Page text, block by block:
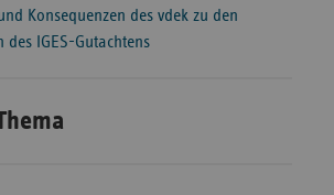
Konsequenzen des vdek zu den
des IGES-Gutachtens